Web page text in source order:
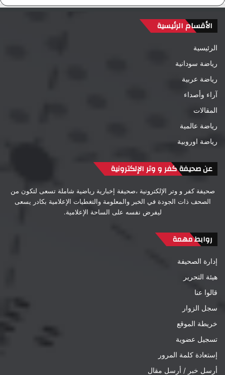
الأقسام الرئيسية
الرئيسية
رياضة سودانية
رياضة عربية
آراء وأصداء
المقالات
رياضة عالمية
رياضة اوروبية
عن صحيفة كفر و وتر الإلكترونية
صحيفة كفر و وتر الإلكترونية ،صحيفة إخبارية رياضية شاملة تسعى لتكون من
الصحف ذات الجودة في الخبر والمعلومة والتغطيات الإعلامية بكادر يسعى
ليفرض نفسه على الساحة الإعلامية.
روابط مهمة
إدارة الصحيفة
هيئة التحرير
قالوا عنا
سجل الزوار
خريطة الموقع
تسجيل عضوية
إستعادة كلمة المرور
أرسل خبر / أرسل مقال